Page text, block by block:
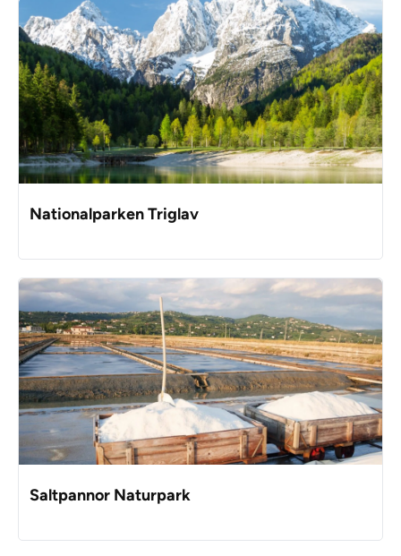
Nationalparken Triglav
Saltpannor Naturpark